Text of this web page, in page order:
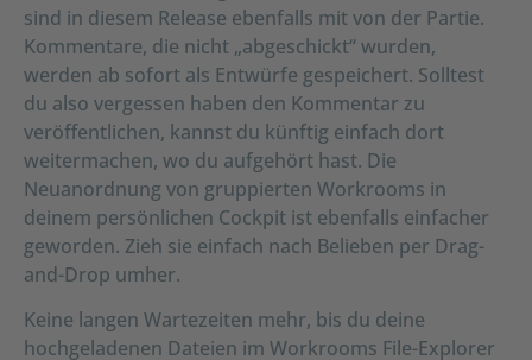
sind in diesem Release ebenfalls mit von der Partie.
Kommentare, die nicht „abgeschickt“ wurden,
werden ab sofort als Entwürfe gespeichert. Solltest
du also vergessen haben den Kommentar zu
veröffentlichen, kannst du künftig einfach dort
weitermachen, wo du aufgehört hast. Die
Neuanordnung von gruppierten Workrooms in
deinem persönlichen Cockpit ist ebenfalls einfacher
geworden. Zieh sie einfach nach Belieben per Drag-
and-Drop umher.
Keine langen Wartezeiten mehr, bis du deine
hochgeladenen Dateien im Workrooms File-Explorer